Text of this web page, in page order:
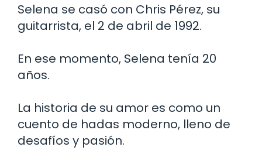
Selena se casó con Chris Pérez, su
guitarrista, el 2 de abril de 1992.
En ese momento, Selena tenía 20
años.
La historia de su amor es como un
cuento de hadas moderno, lleno de
desafíos y pasión.